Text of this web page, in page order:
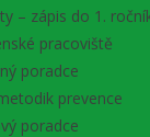
– zápis do 1.
pracoviště
poradce
prevence
poradce